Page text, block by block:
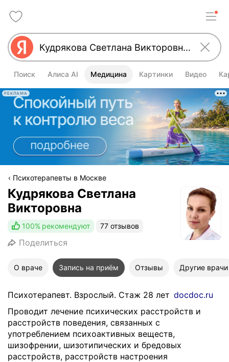
Поиск Алиса AI Медицина Картинки Видео
РЕКЛАМА
Психотерапевты в Москве
Кудрякова Светлана
Викторовна
100% рекомендуют 77 отзывов
Поделиться
О враче Запись на приём Отзывы Другие врачи
Психотерапевт. Взрослый. Стаж 28 лет docdoc.ru
Проводит лечение психических расстройств и
расстройств поведения, связанных с
употреблением психоактивных веществ,
шизофрении, шизотипических и бредовых
расстройств, расстройств настроения